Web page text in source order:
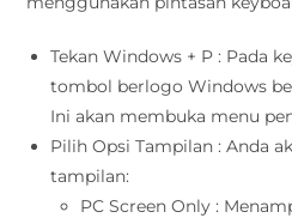
Tekan Windows + P : Pada
tombol berlogo Windows
Ini akan membuka menu
Pilih Opsi Tampilan : Anda
tampilan:
PC Screen Only :